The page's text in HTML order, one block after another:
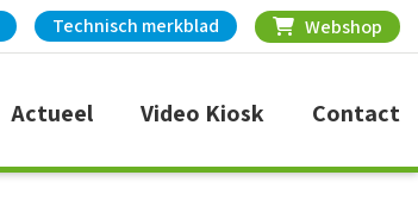
Technisch merkblad Webshop
Actueel Video Kiosk Contact